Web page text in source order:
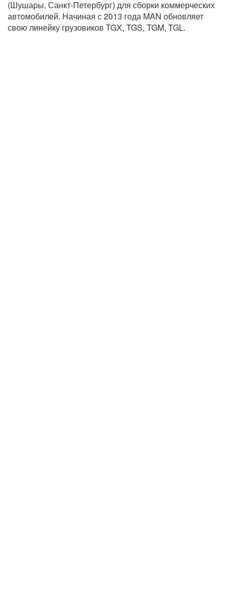
(Шушары, Санкт-Петербург) для сборки коммерческих
автомобилей. Начиная с 2013 года MAN обновляет
свою линейку грузовиков TGX, TGS, TGM, TGL.